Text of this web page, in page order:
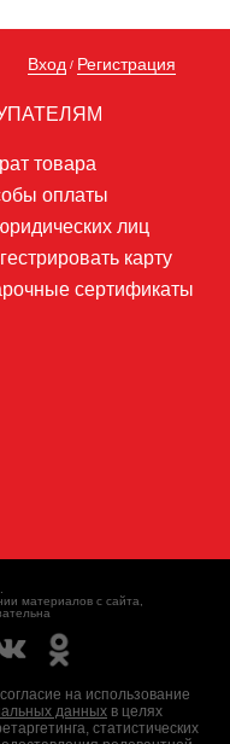
Вход / Регистрация
товара
оплаты
лиц
карту
сертификаты
материалов с сайта,
на использование
данных в целях
статистических